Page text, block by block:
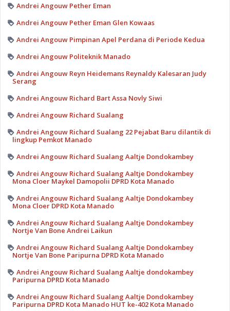
Andrei Angouw Pether Eman
Andrei Angouw Pether Eman Glen Kowaas
Andrei Angouw Pimpinan Apel Perdana di Periode Kedua
Andrei Angouw Politeknik Manado
Andrei Angouw Reyn Heidemans Reynaldy Kalesaran Judy
Serang
Andrei Angouw Richard Bart Assa Novly Siwi
Andrei Angouw Richard Sualang
Andrei Angouw Richard Sualang 22 Pejabat Baru dilantik di
lingkup Pemkot Manado
Andrei Angouw Richard Sualang Aaltje Dondokambey
Andrei Angouw Richard Sualang Aaltje Dondokambey
Mona Cloer Maykel Damopolii DPRD Kota Manado
Andrei Angouw Richard Sualang Aaltje Dondokambey
Mona Cloer DPRD Kota Manado
Andrei Angouw Richard Sualang Aaltje Dondokambey
Nortje Van Bone Andrei Laikun
Andrei Angouw Richard Sualang Aaltje Dondokambey
Nortje Van Bone Paripurna DPRD Kota Manado
Andrei Angouw Richard Sualang Aaltje dondokambey
Paripurna DPRD Kota Manado
Andrei Angouw Richard Sualang Aaltje Dondokambey
Paripurna DPRD Kota Manado HUT ke-402 Kota Manado